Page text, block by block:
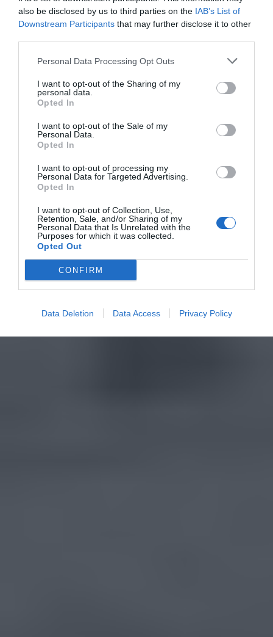
also be disclosed by us to third parties on the IAB’s List of
Downstream Participants that may further disclose it to other
Personal Data Processing Opt Outs
I want to opt-out of the Sharing of my
personal data.
Opted In
I want to opt-out of the Sale of my
Personal Data.
Opted In
I want to opt-out of processing my
Personal Data for Targeted Advertising.
Opted In
I want to opt-out of Collection, Use,
Retention, Sale, and/or Sharing of my
Personal Data that Is Unrelated with the
Purposes for which it was collected.
Opted Out
CONFIRM
Data Deletion Data Access Privacy Policy